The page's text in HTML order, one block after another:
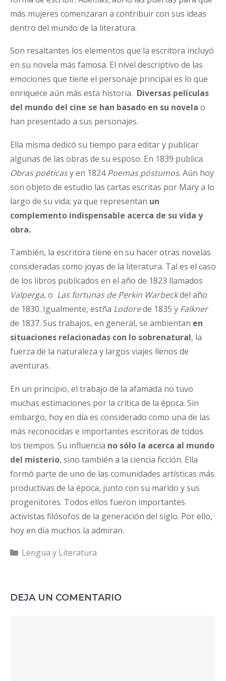
más mujeres comenzaran a contribuir con sus ideas
dentro del mundo de la literatura.
Son resaltantes los elementos que la escritora incluyó
en su novela más famosa. El nivel descriptivo de las
emociones que tiene el personaje principal es lo que
enriquece aún más esta historia. Diversas películas
del mundo del cine se han basado en su novela o
han presentado a sus personajes.
Ella misma dedicó su tiempo para editar y publicar
algunas de las obras de su esposo. En 1839 publica
Obras poéticasy en 1824Poemas póstumos. Aún hoy
son objeto de estudio las cartas escritas por Mary a lo
largo de su vida; ya que representan un
complemento indispensable acerca de su vida y
obra.
También, la escritora tiene en su hacer otras novelas
consideradas como joyas de la literatura. Tal es el caso
de los libros publicados en el año de 1823 llamados
Valperga, o Las fortunas de Perkin Warbeckdel año
de 1830. Igualmente, estña Lodorede 1835 y Falkner
de 1837. Sus trabajos, en general, se ambientan en
situaciones relacionadas con lo sobrenatural, la
fuerza de la naturaleza y largos viajes llenos de
aventuras.
En un principio, el trabajo de la afamada no tuvo
muchas estimaciones por la crítica de la época. Sin
embargo, hoy en día es considerado como una de las
más reconocidas e importantes escritoras de todos
los tiempos. Su influencia no sólo la acerca al mundo
del misterio, sino también a la ciencia ficción. Ella
formó parte de uno de las comunidades artísticas más
productivas de la época, junto con su marido y sus
progenitores. Todos ellos fueron importantes
activistas filósofos de la generación del siglo. Por ello,
hoy en día muchos la admiran.
Categorías
Lengua y Literatura
DEJA UN COMENTARIO